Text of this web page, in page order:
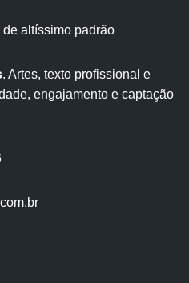
de altíssimo padrão
. Artes, texto profissional e
engajamento e captação